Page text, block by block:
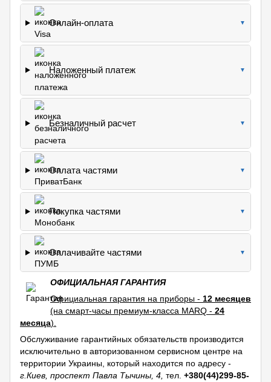
Онлайн-оплата ▼
Наложенный платеж ▼
Безналичный расчет ▼
Оплата частями ▼
Покупка частями ▼
Оплачивайте частями ▼
ОФИЦИАЛЬНАЯ ГАРАНТИЯ
Официальная гарантия на приборы - 12 месяцев
(на смарт-часы премиум-класса MARQ - 24
месяца).
Обслуживание гарантийных обязательств производится
исключительно в авторизованном сервисном центре на
территории Украины, который находится по адресу -
г.Киев, проспект Павла Тычины, 4, тел. +380(44)299-85-